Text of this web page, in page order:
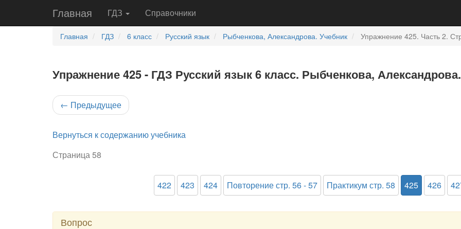
Главная ГДЗ Справочники
Главная ГДЗ 6 класс Русский язык Рыбченкова, Александрова. Учебник Упражнение 425. Часть 2.
Упражнение 425 - ГДЗ Русский язык 6 класс. Рыбченкова,
← Предыдущее
Вернуться к содержанию учебника
Страница 58
422 423 424 Повторение стр. 56 - 57 Практикум стр. 58 425 426
Вопрос